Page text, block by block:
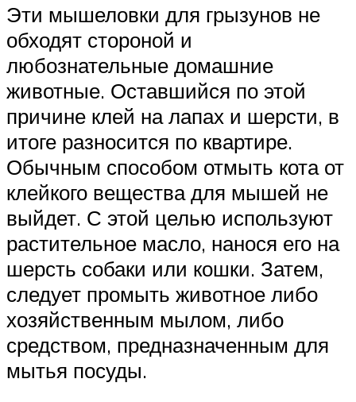
Эти мышеловки для грызунов не
обходят стороной и
любознательные домашние
животные. Оставшийся по этой
причине клей на лапах и шерсти, в
итоге разносится по квартире.
Обычным способом отмыть кота от
клейкого вещества для мышей не
выйдет. С этой целью используют
растительное масло, нанося его на
шерсть собаки или кошки. Затем,
следует промыть животное либо
хозяйственным мылом, либо
средством, предназначенным для
мытья посуды.